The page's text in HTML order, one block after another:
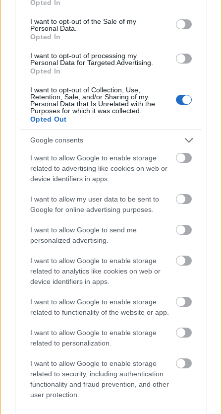
use your data for below specified purposes in below Google
consent section.
Opted In
I want to opt-out of the Sale of my
Personal Data.
Opted In
I want to opt-out of processing my
Personal Data for Targeted Advertising.
Opted In
I want to opt-out of Collection, Use,
Retention, Sale, and/or Sharing of my
Personal Data that Is Unrelated with the
Purposes for which it was collected.
Opted Out
Google consents
I want to allow Google to enable storage
related to advertising like cookies on web or
device identifiers in apps.
I want to allow my user data to be sent to
Google for online advertising purposes.
I want to allow Google to send me
personalized advertising.
I want to allow Google to enable storage
related to analytics like cookies on web or
device identifiers in apps.
I want to allow Google to enable storage
related to functionality of the website or app.
I want to allow Google to enable storage
related to personalization.
I want to allow Google to enable storage
related to security, including authentication
functionality and fraud prevention, and other
user protection.
Η βάρκα μπαίνει στο νερό και επιπλέει αμέσως
χωρίς να γέρνει ή να παίρνει νερά. Λίγο αργότερα,
ίππων και το αυτοσχέδιο σκάφος αρχίζει να
κινείται με εντυπωσιακή σταθερότητα.